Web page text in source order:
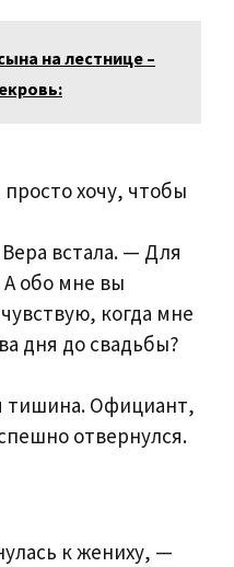
на лестнице –
хочу, чтобы
встала. — Для
обо мне вы
когда мне
дня до свадьбы?
тишина. Официант,
отвернулся.
к жениху, —